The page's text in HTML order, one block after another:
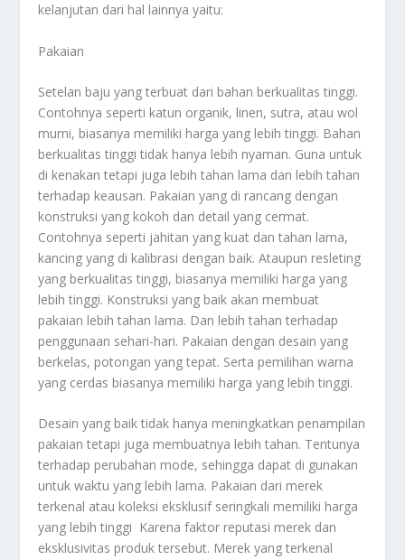
kelanjutan dari hal lainnya yaitu:
Pakaian
Setelan baju yang terbuat dari bahan berkualitas tinggi.
Contohnya seperti katun organik, linen, sutra, atau wol
murni, biasanya memiliki harga yang lebih tinggi. Bahan
berkualitas tinggi tidak hanya lebih nyaman. Guna untuk
di kenakan tetapi juga lebih tahan lama dan lebih tahan
terhadap keausan. Pakaian yang di rancang dengan
konstruksi yang kokoh dan detail yang cermat.
Contohnya seperti jahitan yang kuat dan tahan lama,
kancing yang di kalibrasi dengan baik. Ataupun resleting
yang berkualitas tinggi, biasanya memiliki harga yang
lebih tinggi. Konstruksi yang baik akan membuat
pakaian lebih tahan lama. Dan lebih tahan terhadap
penggunaan sehari-hari. Pakaian dengan desain yang
berkelas, potongan yang tepat. Serta pemilihan warna
yang cerdas biasanya memiliki harga yang lebih tinggi.
Desain yang baik tidak hanya meningkatkan penampilan
pakaian tetapi juga membuatnya lebih tahan. Tentunya
terhadap perubahan mode, sehingga dapat di gunakan
untuk waktu yang lebih lama. Pakaian dari merek
terkenal atau koleksi eksklusif seringkali memiliki harga
yang lebih tinggi Karena faktor reputasi merek dan
eksklusivitas produk tersebut. Merek yang terkenal